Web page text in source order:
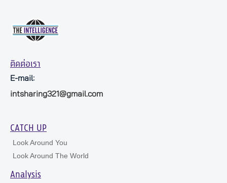
ติดต่อเรา
E-mail:
intsharing321@gmail.com
CATCH UP
Look Around You
Look Around The World
Analysis